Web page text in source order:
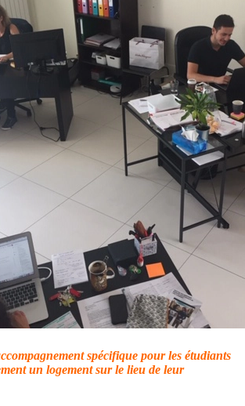
spécifique pour les étudiants
un logement sur le lieu de leur